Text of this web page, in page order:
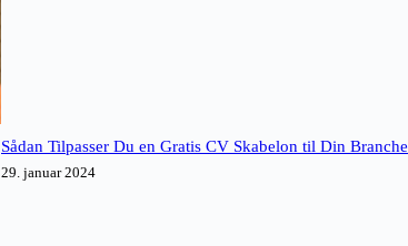
Sådan Tilpasser Du en Gratis CV Skabelon til Din Branche
29. januar 2024